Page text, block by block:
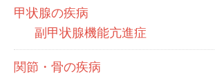
甲状腺の疾病
副甲状腺機能亢進症
関節・骨の疾病